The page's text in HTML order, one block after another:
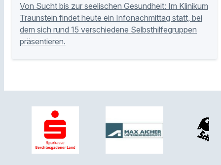
Von Sucht bis zur seelischen Gesundheit: Im Klinikum
Traunstein findet heute ein Infonachmittag statt, bei
dem sich rund 15 verschiedene Selbsthilfegruppen
präsentieren.